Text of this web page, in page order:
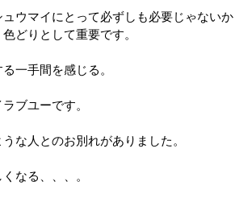
ウマイにとって必ずしも必要じゃないか
どりとして重要です。
一手間を感じる。
ブユーです。
な人とのお別れがありました。
なる、、、。